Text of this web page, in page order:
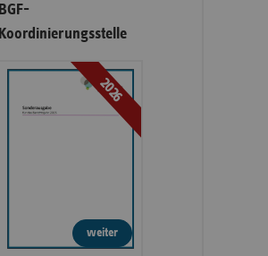
BGF-
Koordinierungsstelle
2026
weiter